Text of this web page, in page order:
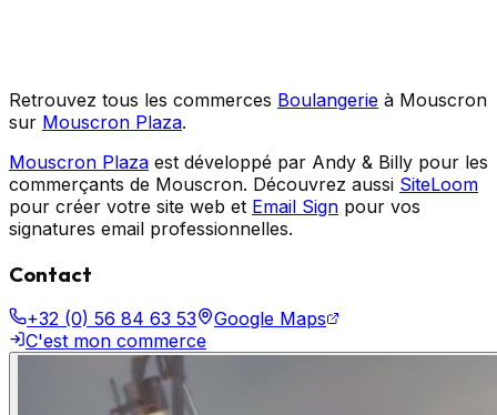
Retrouvez tous les commerces Boulangerie à Mouscron
sur Mouscron Plaza.
Mouscron Plaza est développé par Andy & Billy pour les
commerçants de Mouscron. Découvrez aussi SiteLoom
pour créer votre site web et Email Sign pour vos
signatures email professionnelles.
Contact
+32 (0) 56 84 63 53
Google Maps
C'est mon commerce